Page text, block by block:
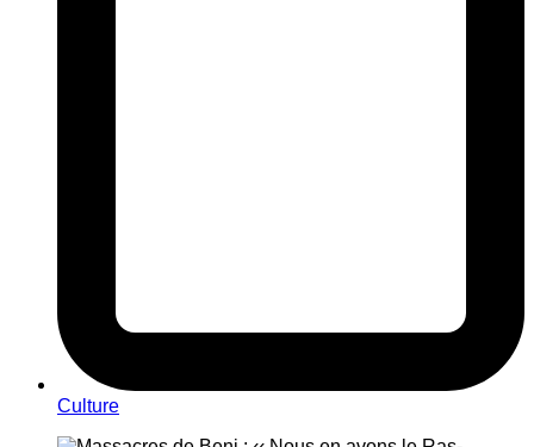
Culture